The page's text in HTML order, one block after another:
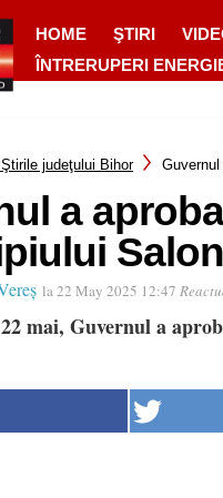
HOME ŞTIRI
ÎNTRERUPERI
judeţului Bihor
a
la 22 May 2025 12:47
mai, Guvernul a